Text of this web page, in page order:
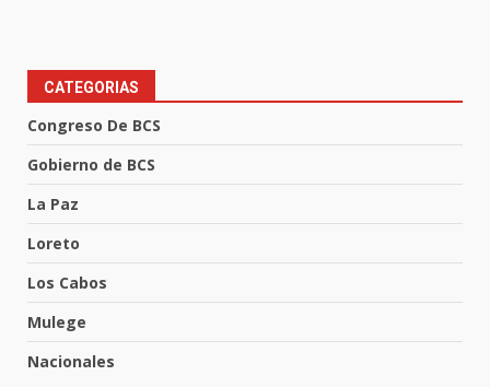
CATEGORIAS
Congreso De BCS
Gobierno de BCS
La Paz
Loreto
Los Cabos
Mulege
Nacionales